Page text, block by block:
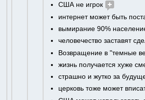
США не игрок
интернет может быть
вымирание 90%
человечество заставят
Возвращение в "темные
жизнь получается хуже
страшно и жутко за
церковь тоже может